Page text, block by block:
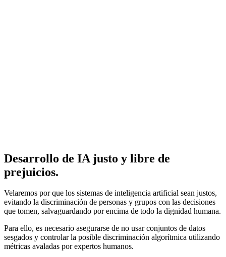
Desarrollo de IA justo y libre de
prejuicios.
Velaremos por que los sistemas de inteligencia artificial sean justos,
evitando la discriminación de personas y grupos con las decisiones
que tomen, salvaguardando por encima de todo la dignidad humana.
Para ello, es necesario asegurarse de no usar conjuntos de datos
sesgados y controlar la posible discriminación algorítmica utilizando
métricas avaladas por expertos humanos.